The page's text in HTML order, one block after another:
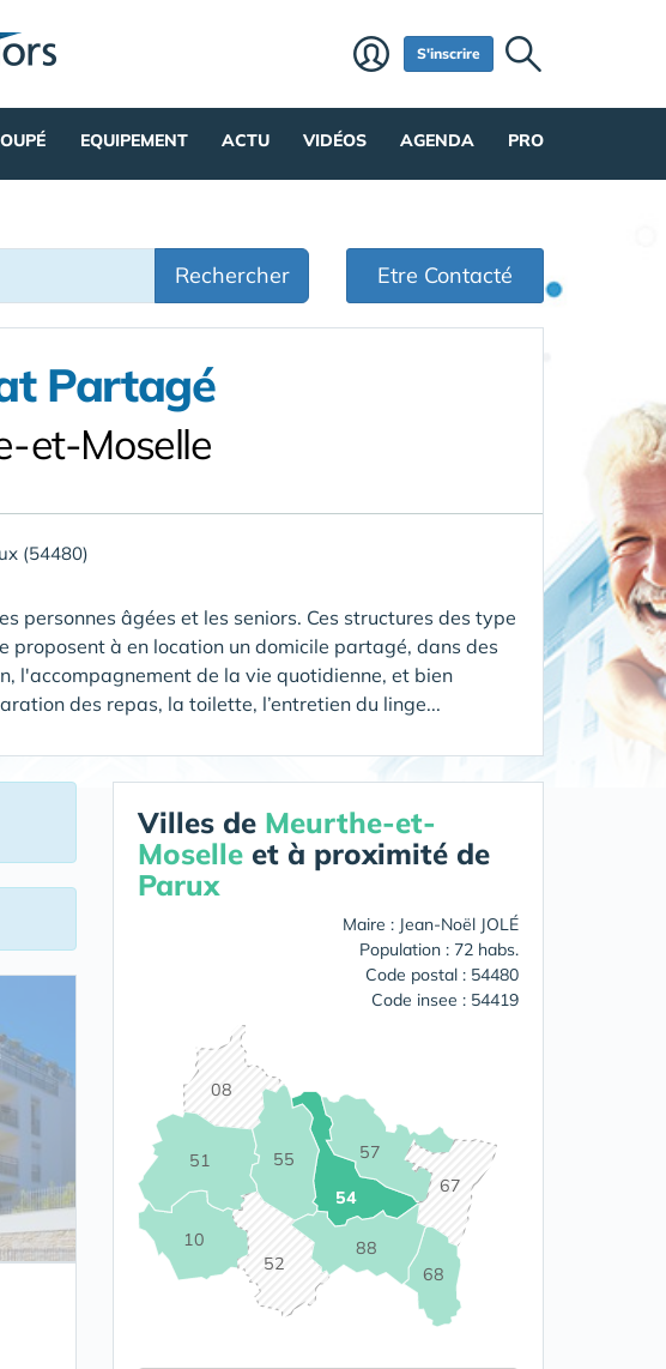
S'inscrire
EQUIPEMENT ACTU VIDÉOS AGENDA PRO
Rechercher Etre Contacté
Partagé
et-Moselle
(54480)
personnes âgées et les seniors. Ces structures des type
à en location un domicile partagé, dans des
l'accompagnement de la vie quotidienne, et bien
des repas, la toilette, l’entretien du linge...
Villes de Meurthe-et-
Moselle et à proximité de
Parux
Maire : Jean-Noël JOLÉ
Population : 72 habs.
Code postal : 54480
Code insee : 54419
08
10
51
52
54
55 57
67
68
88